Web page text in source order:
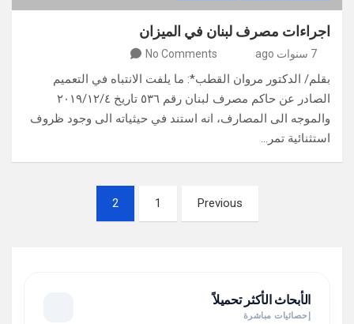
اجراءات مصرف لبنان في الميزان
7 سنوات ago No Comments
بقلم/ الدكتور مروان القطب*: ما يلفت الانتباه في التعميم
الصادر عن حاكم مصرف لبنان رقم ٥٣٦ تاريخ ٢٠١٩/١٢/٤
والموجه الى المصارف، انه استند في حيثياته الى وجود ظروف
استثنائية تمر…
Previous
1
2
الأبحاث الأكثر تحميلاً
إحصائيات مباشرة